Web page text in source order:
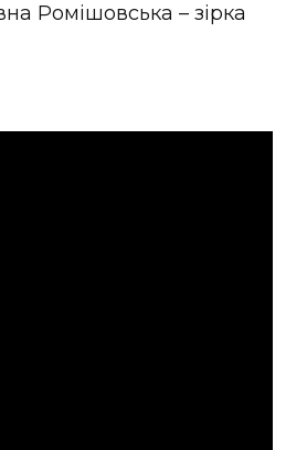
Ромішовська – зірка